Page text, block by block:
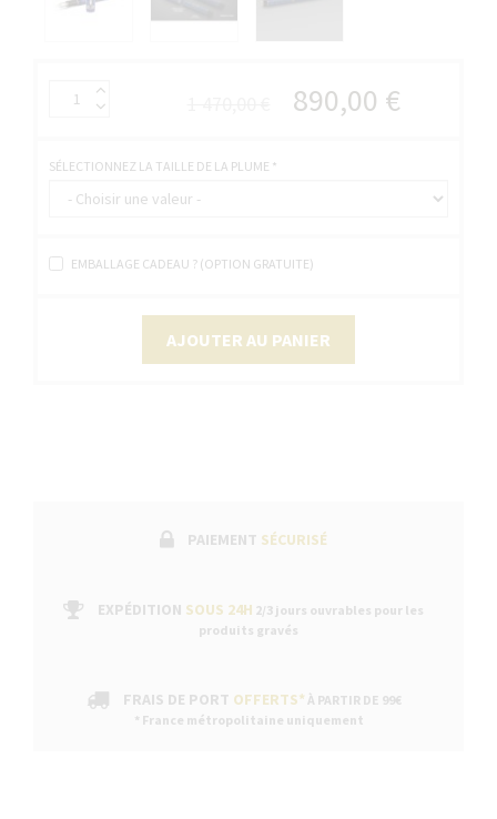
890,00 €
SÉLECTIONNEZ LA TAILLE DE LA PLUME *
EMBALLAGE CADEAU ? (OPTION GRATUITE)
AJOUTER AU PANIER
PAIEMENT SÉCURISÉ
EXPÉDITION SOUS 24H 2/3 jours ouvrables pour les
produits gravés
FRAIS DE PORT OFFERTS* À PARTIR DE 99€
* France métropolitaine uniquement